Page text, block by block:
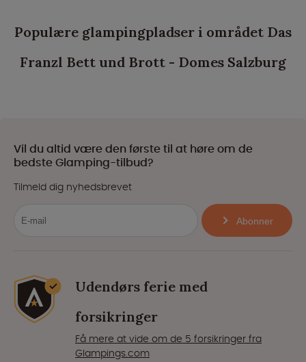
Populære glampingpladser i området Das
Franzl Bett und Brott - Domes Salzburg
Vil du altid være den første til at høre om de
bedste Glamping-tilbud?
Tilmeld dig nyhedsbrevet
Abonner
Udendørs ferie med
forsikringer
Få mere at vide om de 5 forsikringer fra
Glampings.com